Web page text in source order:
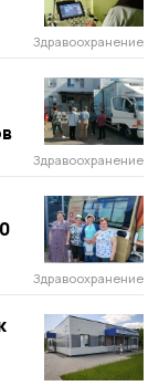
Здравоохранение
Здравоохранение
Здравоохранение